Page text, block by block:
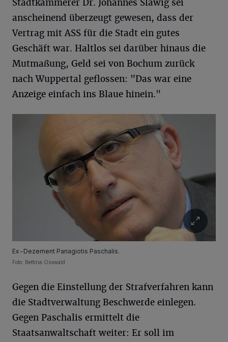
Stadtkämmerer Dr. Johannes Slawig sei
anscheinend überzeugt gewesen, dass der
Vertrag mit ASS für die Stadt ein gutes
Geschäft war. Haltlos sei darüber hinaus die
Mutmaßung, Geld sei von Bochum zurück
nach Wuppertal geflossen: "Das war eine
Anzeige einfach ins Blaue hinein."
Ex-Dezernent Panagiotis Paschalis.
Foto: Bettina Osswald
Gegen die Einstellung der Strafverfahren kann
die Stadtverwaltung Beschwerde einlegen.
Gegen Paschalis ermittelt die
Staatsanwaltschaft weiter: Er soll im